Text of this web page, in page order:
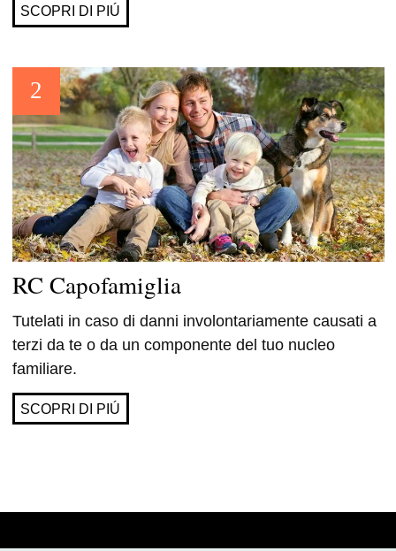
SCOPRI DI PIÚ
RC Capofamiglia
Tutelati in caso di danni involontariamente causati a
terzi da te o da un componente del tuo nucleo
familiare.
SCOPRI DI PIÚ